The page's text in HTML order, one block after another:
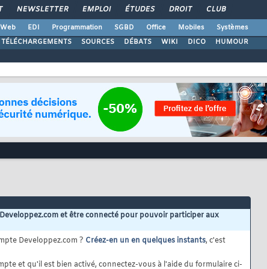
NEWSLETTER EMPLOI ÉTUDES DROIT CLUB
EDI Programmation SGBD Office Mobiles
Systèmes
TÉLÉCHARGEMENTS SOURCES DÉBATS WIKI DICO HUMOUR
et être connecté pour pouvoir participer aux
Developpez.com ? Créez-en un en quelques instants, c'est
et qu'il est bien activé, connectez-vous à l'aide du formulaire ci-